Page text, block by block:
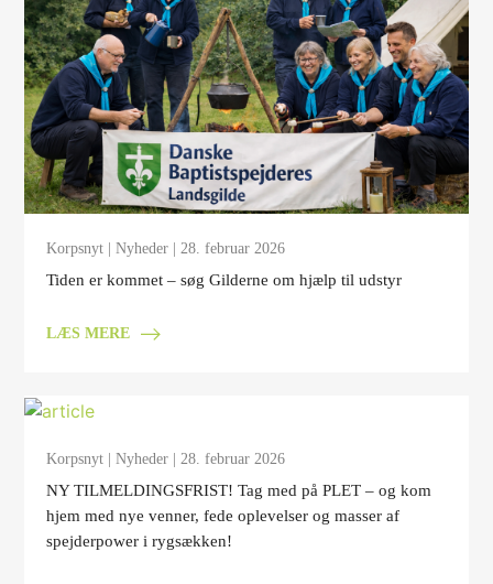
Korpsnyt |Nyheder | 28. februar 2026
Tiden er kommet – søg Gilderne om hjælp til udstyr
LÆS MERE
Korpsnyt |Nyheder | 28. februar 2026
NY TILMELDINGSFRIST! Tag med på PLET – og kom
hjem med nye venner, fede oplevelser og masser af
spejderpower i rygsækken!